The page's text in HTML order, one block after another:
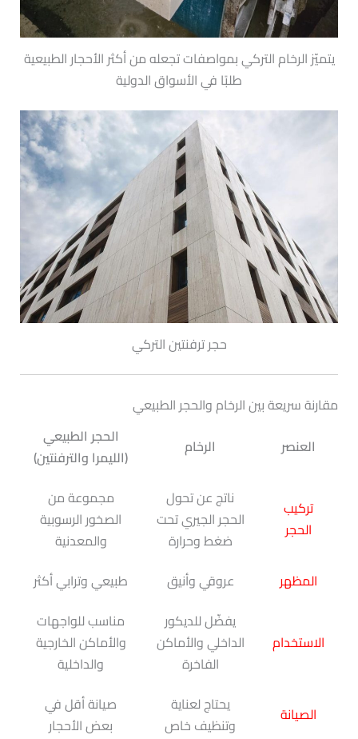
يتميّز الرخام التركي بمواصفات تجعله من أكثر الأحجار الطبيعية
طلبًا في الأسواق الدولية
حجر ترفنتين التركي
مقارنة سريعة بين الرخام والحجر الطبيعي
العنصر
الرخام
الحجر الطبيعي
(الليمرا والترفنتين)
تركيب
الحجر
ناتج عن تحول
الحجر الجيري تحت
ضغط وحرارة
مجموعة من
الصخور الرسوبية
والمعدنية
المظهر
عروقي وأنيق طبيعي وترابي أكثر
الاستخدام
يفضّل للديكور
الداخلي والأماكن
الفاخرة
مناسب للواجهات
والأماكن الخارجية
والداخلية
الصيانة
يحتاج لعناية
وتنظيف خاص
صيانة أقل في
بعض الأحجار